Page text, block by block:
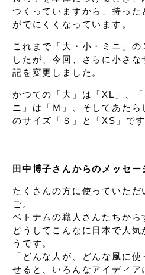
つくっていますから、持った
がでにくくなっています。
これまで「大・小・ミニ」の
したが、今回、さらに小さ
記を変更しました。
かつての「大」は「XL」、
ニ」は「Ｍ」、 そしてあたら
のサイズ「Ｓ」と「XS」です
田中博子さんからのメッセー
たくさんの方に使っていた
ご。
ベトナムの職人さんたちから
どうして こんなに日本で人
うです。
「どんな人が、どんな風に使
せると、 いろんなアイディア